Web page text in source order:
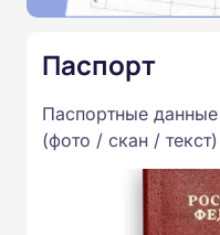
Паспорт
Паспортные
(фото / скан / текст)